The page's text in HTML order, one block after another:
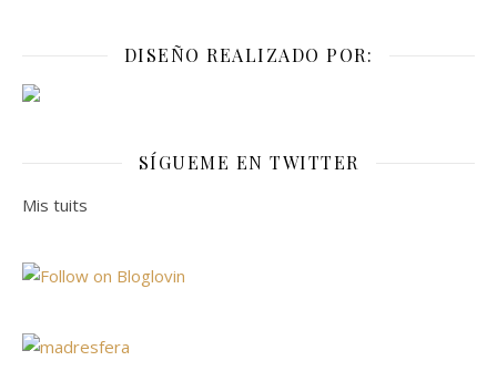
DISEÑO REALIZADO POR:
SÍGUEME EN TWITTER
Mis tuits